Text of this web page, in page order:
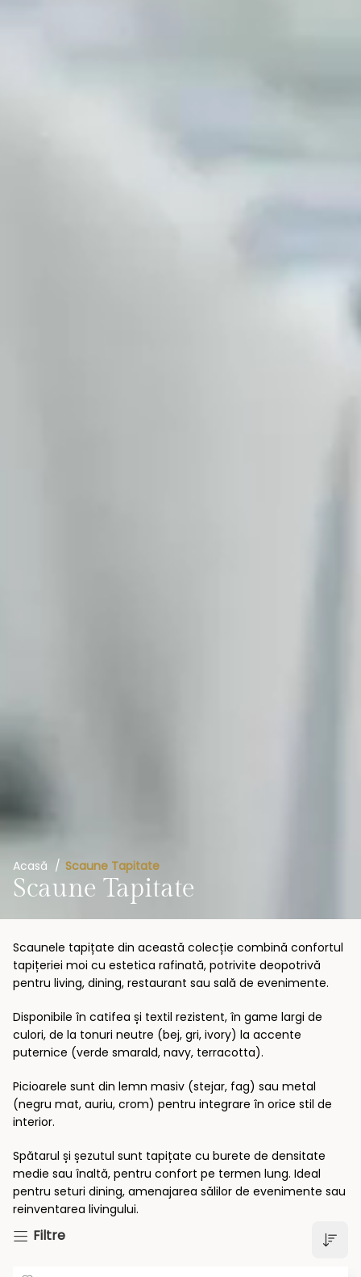
Acasă Scaune Tapitate
Scaune Tapitate
Scaunele tapițate din această colecție combină confortul
tapițeriei moi cu estetica rafinată, potrivite deopotrivă
pentru living, dining, restaurant sau sală de evenimente.
Disponibile în catifea și textil rezistent, în game largi de
culori, de la tonuri neutre (bej, gri, ivory) la accente
puternice (verde smarald, navy, terracotta).
Picioarele sunt din lemn masiv (stejar, fag) sau metal
(negru mat, auriu, crom) pentru integrare în orice stil de
interior.
Spătarul și șezutul sunt tapițate cu burete de densitate
medie sau înaltă, pentru confort pe termen lung. Ideal
pentru seturi dining, amenajarea sălilor de evenimente sau
reinventarea livingului.
Filtre